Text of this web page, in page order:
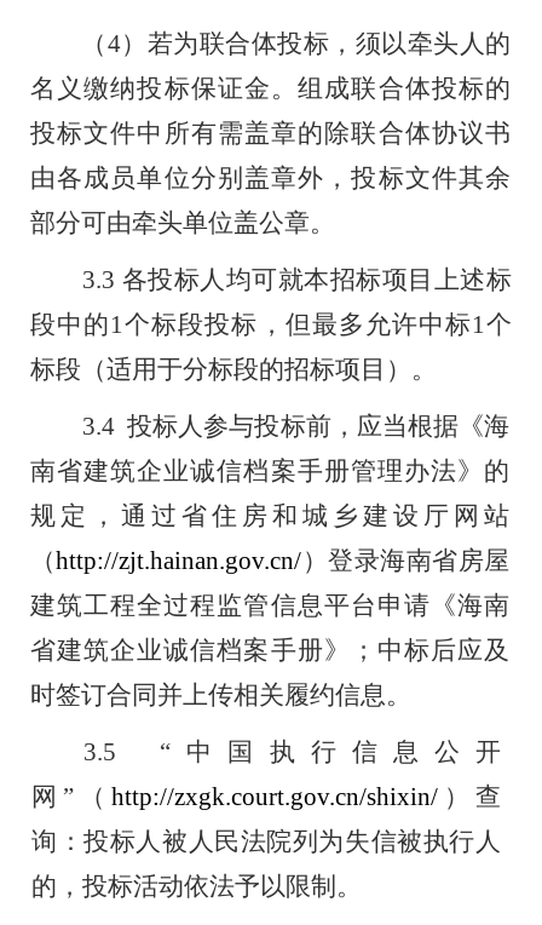
（4）若为联合体投标，须以牵头人的
名义缴纳投标保证金。组成联合体投标的
投标文件中所有需盖章的除联合体协议书
由各成员单位分别盖章外，投标文件其余
部分可由牵头单位盖公章。
3.3 各投标人均可就本招标项目上述标
段中的1个标段投标，但最多允许中标1个
标段 （适用于分标段的招标项目 ） 。
3.4 投标人参与投标前，应当根据《海
南省建筑企业诚信档案手册管理办法》的
规定，通过省住房和城乡建设厅网站
（http://zjt.hainan.gov.cn/）登录海南省房屋
建筑工程全过程监管信息平台申请《海南
省建筑企业诚信档案手册》；中标后应及
时签订合同并上传相关履约信息。
3.5
“ 中国执行信息公开
网 ” （ http://zxgk.court.gov.cn/shixin/ ）查
询：投标人被人民法院列 为失信被执行人
的，投标活动依法予以限制。